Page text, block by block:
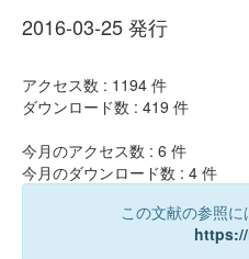
2016-03-25 発行
アクセス数 : 1194 件
ダウンロード数 : 419 件
今月のアクセス数 : 6 件
今月のダウンロード数 : 4 件
この文献の参照